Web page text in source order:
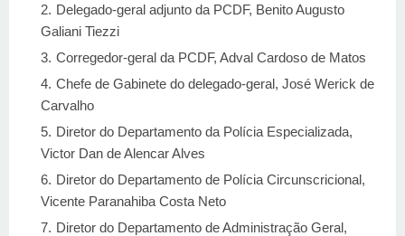
Delegado-geral adjunto da PCDF, Benito Augusto
Galiani Tiezzi
Corregedor-geral da PCDF, Adval Cardoso de Matos
Chefe de Gabinete do delegado-geral, José Werick de
Carvalho
Diretor do Departamento da Polícia Especializada,
Victor Dan de Alencar Alves
Diretor do Departamento de Polícia Circunscricional,
Vicente Paranahiba Costa Neto
Diretor do Departamento de Administração Geral,